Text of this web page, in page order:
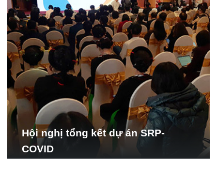
Hội nghị tổng kết dự án SRP-
COVID